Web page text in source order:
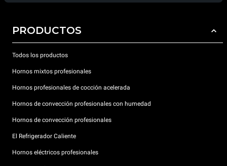
PRODUCTOS
Todos los productos
Hornos mixtos profesionales
Hornos profesionales de cocción acelerada
Hornos de convección profesionales con humedad
Hornos de convección profesionales
El Refrigerador Caliente
Hornos eléctricos profesionales